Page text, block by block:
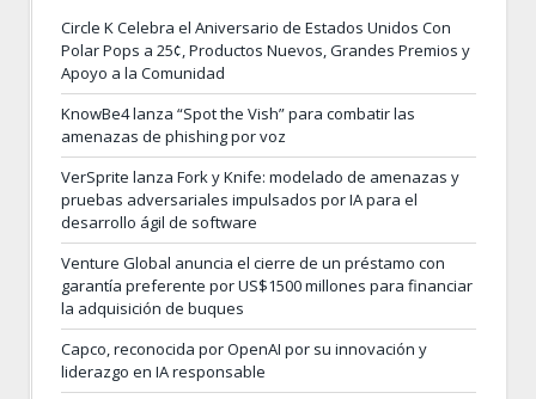
Circle K Celebra el Aniversario de Estados Unidos Con
Polar Pops a 25¢, Productos Nuevos, Grandes Premios y
Apoyo a la Comunidad
KnowBe4 lanza “Spot the Vish” para combatir las
amenazas de phishing por voz
VerSprite lanza Fork y Knife: modelado de amenazas y
pruebas adversariales impulsados por IA para el
desarrollo ágil de software
Venture Global anuncia el cierre de un préstamo con
garantía preferente por US$1500 millones para financiar
la adquisición de buques
Capco, reconocida por OpenAI por su innovación y
liderazgo en IA responsable